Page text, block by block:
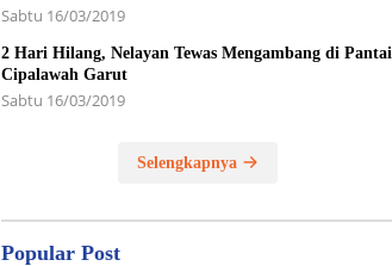
Sabtu 16/03/2019
2 Hari Hilang, Nelayan Tewas Mengambang di Pantai
Cipalawah Garut
Sabtu 16/03/2019
Selengkapnya
Popular Post